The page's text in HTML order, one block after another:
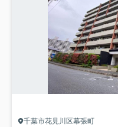
千葉市花見川区幕張町